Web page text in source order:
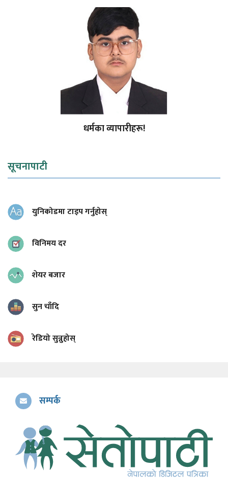
धर्मका व्यापारीहरू!
सूचनापाटी
युनिकोडमा टाइप गर्नुहोस्
विनिमय दर
शेयर बजार
सुन चाँदि
रेडियो सुन्नुहोस्
सम्पर्क